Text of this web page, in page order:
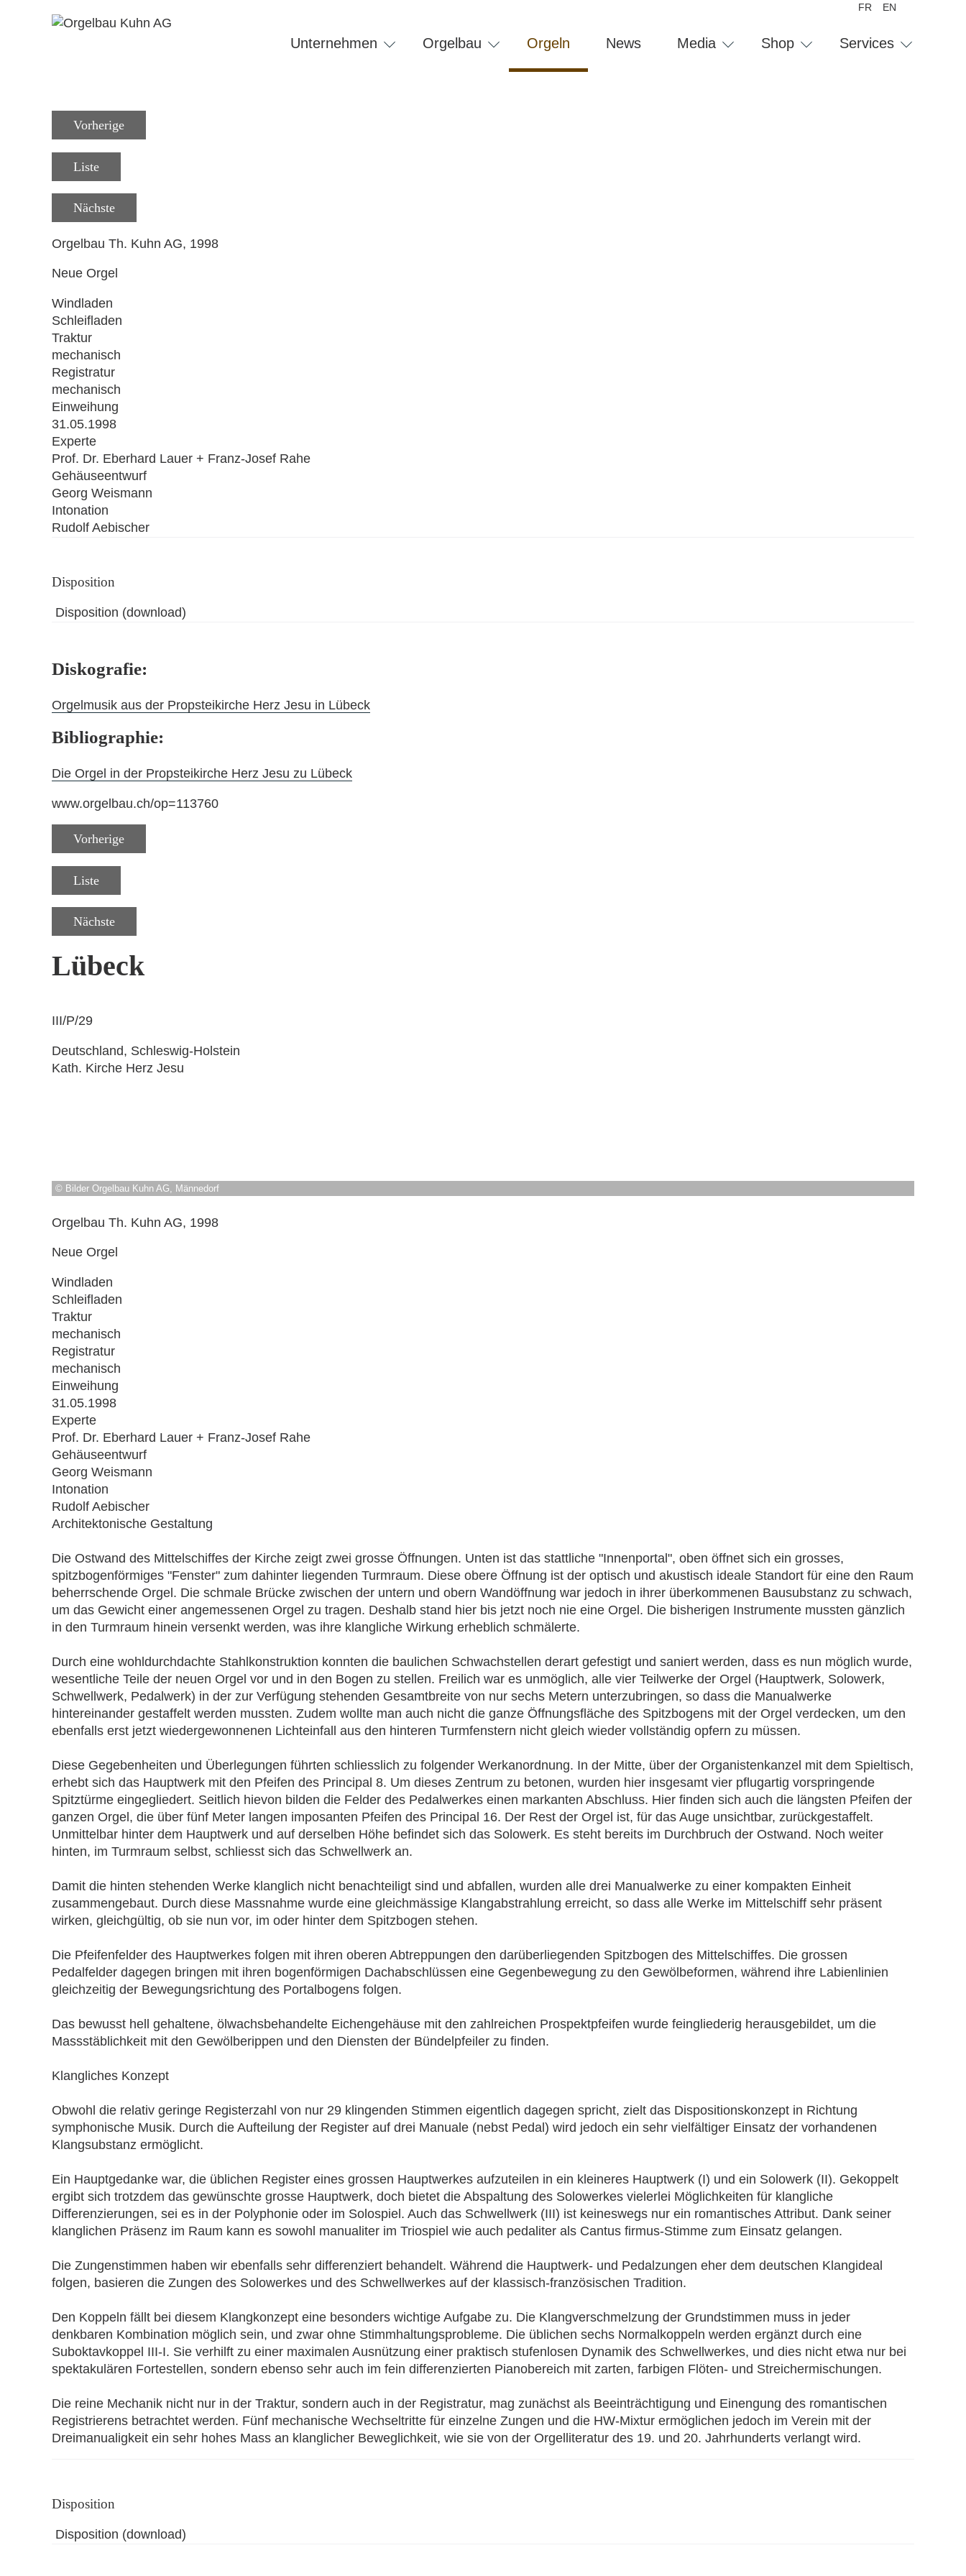
EN
FR
überspringen
Unternehmen Orgelbau Orgeln News Media Shop Services
Vorherige
Liste
Nächste
Orgelbau Th. Kuhn AG, 1998
Neue Orgel
Windladen
Schleifladen
Traktur
mechanisch
Registratur
mechanisch
Einweihung
31.05.1998
Experte
Prof. Dr. Eberhard Lauer + Franz-Josef Rahe
Gehäuseentwurf
Georg Weismann
Intonation
Rudolf Aebischer
Disposition
Disposition (download)
Diskografie:
Orgelmusik aus der Propsteikirche Herz Jesu in Lübeck
Bibliographie:
Die Orgel in der Propsteikirche Herz Jesu zu Lübeck
www.orgelbau.ch/op=113760
Vorherige
Liste
Nächste
Lübeck
III/P/29
Deutschland, Schleswig-Holstein
Kath. Kirche Herz Jesu
© Bilder Orgelbau Kuhn AG, Männedorf
Orgelbau Th. Kuhn AG, 1998
Neue Orgel
Windladen
Schleifladen
Traktur
mechanisch
Registratur
mechanisch
Einweihung
31.05.1998
Experte
Prof. Dr. Eberhard Lauer + Franz-Josef Rahe
Gehäuseentwurf
Georg Weismann
Intonation
Rudolf Aebischer
Architektonische Gestaltung
Die Ostwand des Mittelschiffes der Kirche zeigt zwei grosse Öffnungen. Unten ist das stattliche "Innenportal", oben öffnet sich ein grosses,
spitzbogenförmiges "Fenster" zum dahinter liegenden Turmraum. Diese obere Öffnung ist der optisch und akustisch ideale Standort für eine den Raum
beherrschende Orgel. Die schmale Brücke zwischen der untern und obern Wandöffnung war jedoch in ihrer überkommenen Bausubstanz zu schwach,
um das Gewicht einer angemessenen Orgel zu tragen. Deshalb stand hier bis jetzt noch nie eine Orgel. Die bisherigen Instrumente mussten gänzlich
in den Turmraum hinein versenkt werden, was ihre klangliche Wirkung erheblich schmälerte.
Durch eine wohldurchdachte Stahlkonstruktion konnten die baulichen Schwachstellen derart gefestigt und saniert werden, dass es nun möglich wurde,
wesentliche Teile der neuen Orgel vor und in den Bogen zu stellen. Freilich war es unmöglich, alle vier Teilwerke der Orgel (Hauptwerk, Solowerk,
Schwellwerk, Pedalwerk) in der zur Verfügung stehenden Gesamtbreite von nur sechs Metern unterzubringen, so dass die Manualwerke
hintereinander gestaffelt werden mussten. Zudem wollte man auch nicht die ganze Öffnungsfläche des Spitzbogens mit der Orgel verdecken, um den
ebenfalls erst jetzt wiedergewonnenen Lichteinfall aus den hinteren Turmfenstern nicht gleich wieder vollständig opfern zu müssen.
Diese Gegebenheiten und Überlegungen führten schliesslich zu folgender Werkanordnung. In der Mitte, über der Organistenkanzel mit dem Spieltisch,
erhebt sich das Hauptwerk mit den Pfeifen des Principal 8. Um dieses Zentrum zu betonen, wurden hier insgesamt vier pflugartig vorspringende
Spitztürme eingegliedert. Seitlich hievon bilden die Felder des Pedalwerkes einen markanten Abschluss. Hier finden sich auch die längsten Pfeifen der
ganzen Orgel, die über fünf Meter langen imposanten Pfeifen des Principal 16. Der Rest der Orgel ist, für das Auge unsichtbar, zurückgestaffelt.
Unmittelbar hinter dem Hauptwerk und auf derselben Höhe befindet sich das Solowerk. Es steht bereits im Durchbruch der Ostwand. Noch weiter
hinten, im Turmraum selbst, schliesst sich das Schwellwerk an.
Damit die hinten stehenden Werke klanglich nicht benachteiligt sind und abfallen, wurden alle drei Manualwerke zu einer kompakten Einheit
zusammengebaut. Durch diese Massnahme wurde eine gleichmässige Klangabstrahlung erreicht, so dass alle Werke im Mittelschiff sehr präsent
wirken, gleichgültig, ob sie nun vor, im oder hinter dem Spitzbogen stehen.
Die Pfeifenfelder des Hauptwerkes folgen mit ihren oberen Abtreppungen den darüberliegenden Spitzbogen des Mittelschiffes. Die grossen
Pedalfelder dagegen bringen mit ihren bogenförmigen Dachabschlüssen eine Gegenbewegung zu den Gewölbeformen, während ihre Labienlinien
gleichzeitig der Bewegungsrichtung des Portalbogens folgen.
Das bewusst hell gehaltene, ölwachsbehandelte Eichengehäuse mit den zahlreichen Prospektpfeifen wurde feingliederig herausgebildet, um die
Massstäblichkeit mit den Gewölberippen und den Diensten der Bündelpfeiler zu finden.
Klangliches Konzept
Obwohl die relativ geringe Registerzahl von nur 29 klingenden Stimmen eigentlich dagegen spricht, zielt das Dispositionskonzept in Richtung
symphonische Musik. Durch die Aufteilung der Register auf drei Manuale (nebst Pedal) wird jedoch ein sehr vielfältiger Einsatz der vorhandenen
Klangsubstanz ermöglicht.
Ein Hauptgedanke war, die üblichen Register eines grossen Hauptwerkes aufzuteilen in ein kleineres Hauptwerk (I) und ein Solowerk (II). Gekoppelt
ergibt sich trotzdem das gewünschte grosse Hauptwerk, doch bietet die Abspaltung des Solowerkes vielerlei Möglichkeiten für klangliche
Differenzierungen, sei es in der Polyphonie oder im Solospiel. Auch das Schwellwerk (III) ist keineswegs nur ein romantisches Attribut. Dank seiner
klanglichen Präsenz im Raum kann es sowohl manualiter im Triospiel wie auch pedaliter als Cantus firmus-Stimme zum Einsatz gelangen.
Die Zungenstimmen haben wir ebenfalls sehr differenziert behandelt. Während die Hauptwerk- und Pedalzungen eher dem deutschen Klangideal
folgen, basieren die Zungen des Solowerkes und des Schwellwerkes auf der klassisch-französischen Tradition.
Den Koppeln fällt bei diesem Klangkonzept eine besonders wichtige Aufgabe zu. Die Klangverschmelzung der Grundstimmen muss in jeder
denkbaren Kombination möglich sein, und zwar ohne Stimmhaltungsprobleme. Die üblichen sechs Normalkoppeln werden ergänzt durch eine
Suboktavkoppel III-I. Sie verhilft zu einer maximalen Ausnützung einer praktisch stufenlosen Dynamik des Schwellwerkes, und dies nicht etwa nur bei
spektakulären Fortestellen, sondern ebenso sehr auch im fein differenzierten Pianobereich mit zarten, farbigen Flöten- und Streichermischungen.
Die reine Mechanik nicht nur in der Traktur, sondern auch in der Registratur, mag zunächst als Beeinträchtigung und Einengung des romantischen
Registrierens betrachtet werden. Fünf mechanische Wechseltritte für einzelne Zungen und die HW-Mixtur ermöglichen jedoch im Verein mit der
Dreimanualigkeit ein sehr hohes Mass an klanglicher Beweglichkeit, wie sie von der Orgelliteratur des 19. und 20. Jahrhunderts verlangt wird.
Disposition
Disposition (download)